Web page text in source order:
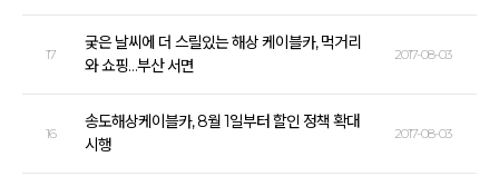
17
궂은 날씨에 더 스릴있는 해상 케이블카, 먹거리
와 쇼핑…부산 서면
2017-08-03
16
송도해상케이블카, 8월 1일부터 할인 정책 확대
시행
2017-08-03